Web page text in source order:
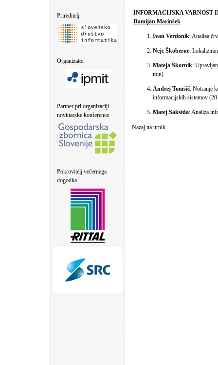
Prireditelj
Organizator
Partner pri organizaciji
novinarske konference
Pokrovitelj večernega
dogodka
INFORMACIJSKA VARNOST
Damijan Marinšek
Ivan Verdonik: Analiza
Nejc Škoberne:
Mateja Škornik:
min)
Andrej Tomšič: Notranje
informacijskih sistemov
Matej Saksida: Analiza
Nazaj na urnik